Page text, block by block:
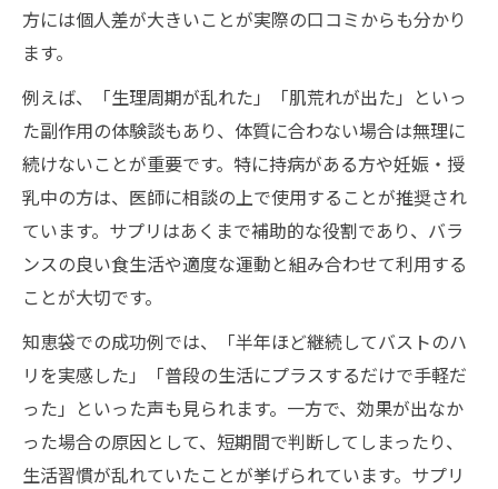
方には個人差が大きいことが実際の口コミからも分かり
ます。
例えば、「生理周期が乱れた」「肌荒れが出た」といっ
た副作用の体験談もあり、体質に合わない場合は無理に
続けないことが重要です。特に持病がある方や妊娠・授
乳中の方は、医師に相談の上で使用することが推奨され
ています。サプリはあくまで補助的な役割であり、バラ
ンスの良い食生活や適度な運動と組み合わせて利用する
ことが大切です。
知恵袋での成功例では、「半年ほど継続してバストのハ
リを実感した」「普段の生活にプラスするだけで手軽だ
った」といった声も見られます。一方で、効果が出なか
った場合の原因として、短期間で判断してしまったり、
生活習慣が乱れていたことが挙げられています。サプリ